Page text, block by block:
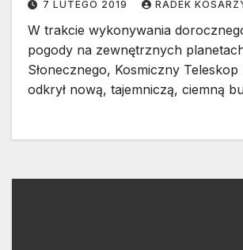
7 LUTEGO 2019 RADEK
W trakcie wykonywania
pogody na zewnętrznych
Słonecznego, Kosmiczny Teleskop
odkrył nową, tajemniczą, ciemną